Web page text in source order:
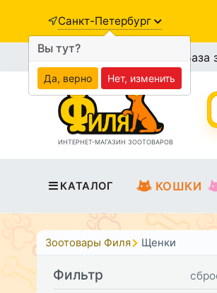
Санкт-Петербург
База
ИНТЕРНЕТ-МАГАЗИН ЗООТОВАРОВ
КАТАЛОГ КОШКИ
Зоотовары Филя Щенки
Фильтр
Вы тут?
Да, верно Нет, изменить